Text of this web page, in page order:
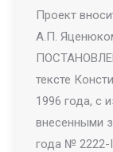
Проект
А.П.
тексте
1996 года, с
внесенными
года № 2222-